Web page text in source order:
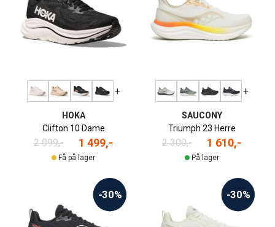
+
HOKA
Clifton 10 Dame
2 099,- 1 499,-
Få på lager
+
SAUCONY
Triumph 23 Herre
2 300,- 1 610,-
På lager
-30% -30%